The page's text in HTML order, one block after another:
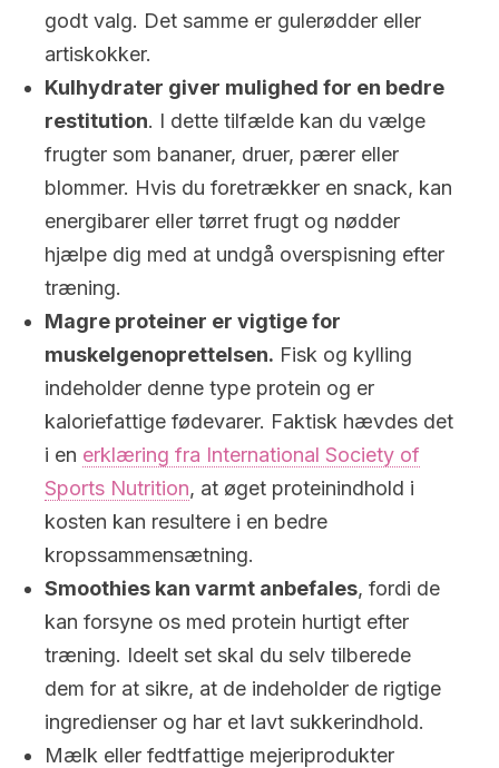
godt valg. Det samme er gulerødder eller
artiskokker.
Kulhydrater giver mulighed for en bedre
restitution. I dette tilfælde kan du vælge
frugter som bananer, druer, pærer eller
blommer. Hvis du foretrækker en snack, kan
energibarer eller tørret frugt og nødder
hjælpe dig med at undgå overspisning efter
træning.
Magre proteiner er vigtige for
muskelgenoprettelsen. Fisk og kylling
indeholder denne type protein og er
kaloriefattige fødevarer. Faktisk hævdes det
i en erklæring fra International Society of
Sports Nutrition, at øget proteinindhold i
kosten kan resultere i en bedre
kropssammensætning.
Smoothies kan varmt anbefales, fordi de
kan forsyne os med protein hurtigt efter
træning. Ideelt set skal du selv tilberede
dem for at sikre, at de indeholder de rigtige
ingredienser og har et lavt sukkerindhold.
Mælk eller fedtfattige mejeriprodukter